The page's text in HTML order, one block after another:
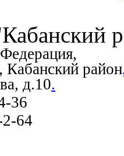
Кабанский район
д.10.
36
64